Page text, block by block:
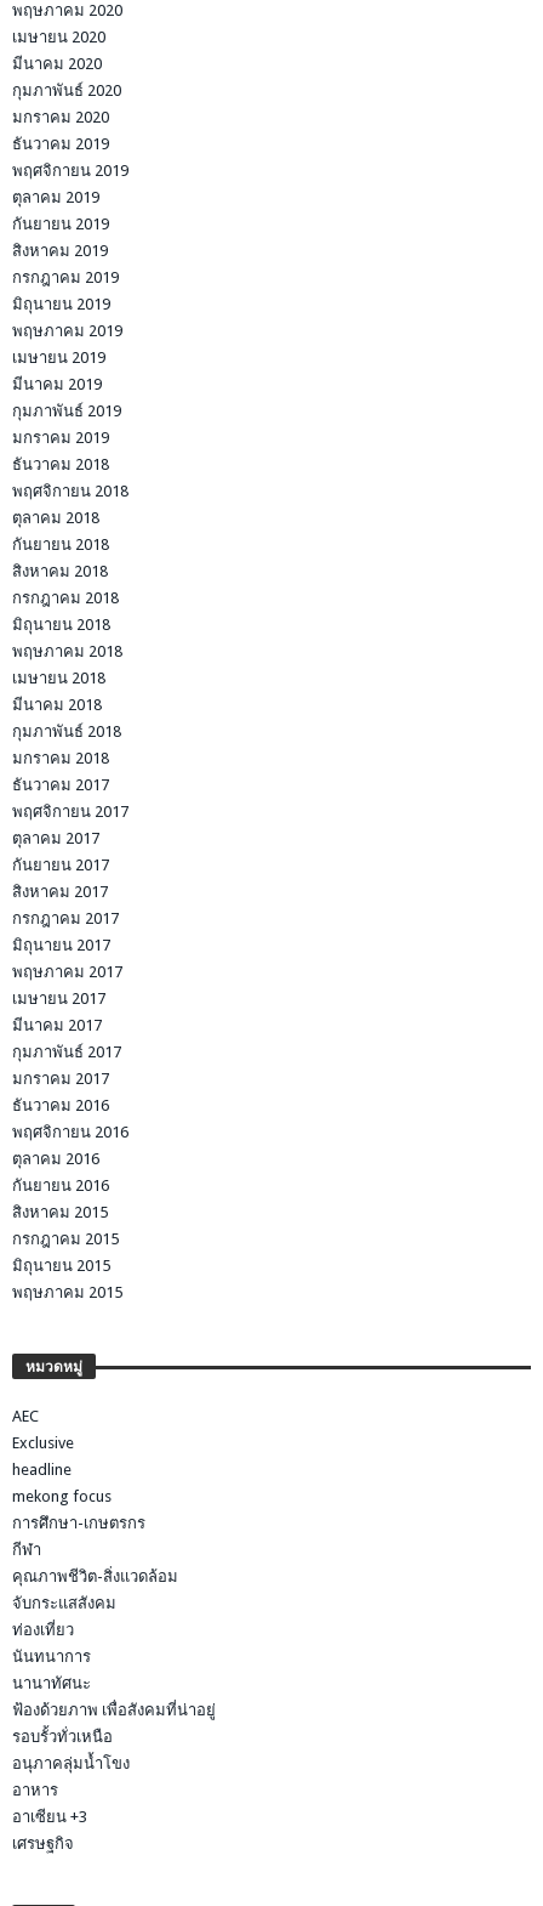
พฤษภาคม 2020
เมษายน 2020
มีนาคม 2020
กุมภาพันธ์ 2020
มกราคม 2020
ธันวาคม 2019
พฤศจิกายน 2019
ตุลาคม 2019
กันยายน 2019
สิงหาคม 2019
กรกฎาคม 2019
มิถุนายน 2019
พฤษภาคม 2019
เมษายน 2019
มีนาคม 2019
กุมภาพันธ์ 2019
มกราคม 2019
ธันวาคม 2018
พฤศจิกายน 2018
ตุลาคม 2018
กันยายน 2018
สิงหาคม 2018
กรกฎาคม 2018
มิถุนายน 2018
พฤษภาคม 2018
เมษายน 2018
มีนาคม 2018
กุมภาพันธ์ 2018
มกราคม 2018
ธันวาคม 2017
พฤศจิกายน 2017
ตุลาคม 2017
กันยายน 2017
สิงหาคม 2017
กรกฎาคม 2017
มิถุนายน 2017
พฤษภาคม 2017
เมษายน 2017
มีนาคม 2017
กุมภาพันธ์ 2017
มกราคม 2017
ธันวาคม 2016
พฤศจิกายน 2016
ตุลาคม 2016
กันยายน 2016
สิงหาคม 2015
กรกฎาคม 2015
มิถุนายน 2015
พฤษภาคม 2015
หมวดหมู่
AEC
Exclusive
headline
mekong focus
การศึกษา-เกษตรกร
กีฬา
คุณภาพชีวิต-สิ่งแวดล้อม
จับกระแสสังคม
ท่องเที่ยว
นันทนาการ
นานาทัศนะ
ฟ้องด้วยภาพ เพื่อสังคมที่น่าอยู่
รอบรั้วทั่วเหนือ
อนุภาคลุ่มน้ำโขง
อาหาร
อาเซียน +3
เศรษฐกิจ